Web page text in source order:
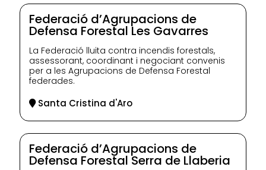
Federació d’Agrupacions de
Defensa Forestal Les Gavarres
La Federació lluita contra incendis forestals,
assessorant, coordinant i negociant convenis
per a les Agrupacions de Defensa Forestal
federades.
Santa Cristina d'Aro
Federació d’Agrupacions de
Defensa Forestal Serra de Llaberia